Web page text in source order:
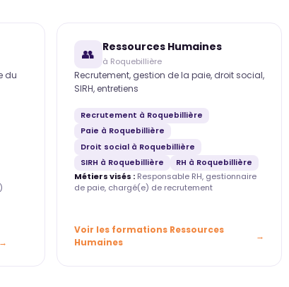
du
👥 Ressources Humaines
à Roquebillière
Recrutement, gestion de la paie, droit social,
SIRH, entretiens
Recrutement à Roquebillière
Paie à Roquebillière
Droit social à Roquebillière
SIRH à Roquebillière
RH à Roquebillière
Métiers visés : Responsable RH, gestionnaire
de paie, chargé(e) de recrutement
Voir les formations Ressources
Humaines